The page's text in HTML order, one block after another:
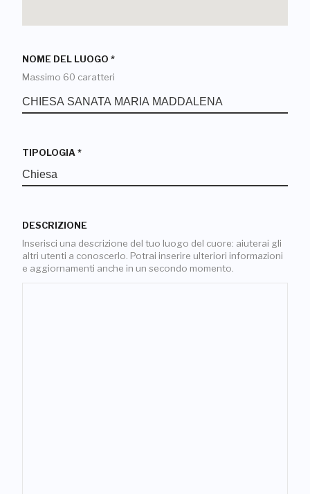
NOME DEL LUOGO *
Massimo 60 caratteri
TIPOLOGIA *
DESCRIZIONE
Inserisci una descrizione del tuo luogo del cuore: aiuterai gli
altri utenti a conoscerlo. Potrai inserire ulteriori informazioni
e aggiornamenti anche in un secondo momento.